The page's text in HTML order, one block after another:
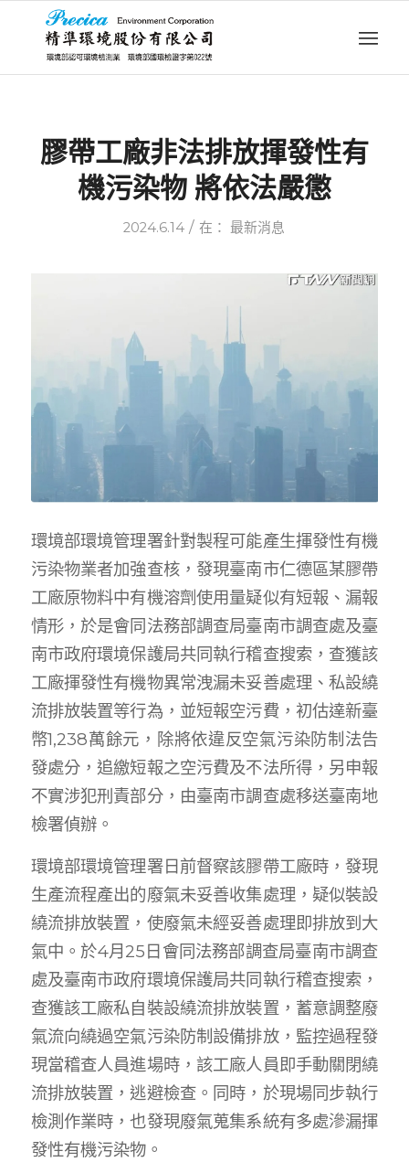
膠帶工廠非法排放揮發性有
機污染物 將依法嚴懲
2024.6.14 / 在： 最新消息
環境部環境管理署針對製程可能產生揮發性有機
污染物業者加強查核，發現臺南市仁德區某膠帶
工廠原物料中有機溶劑使用量疑似有短報、漏報
情形，於是會同法務部調查局臺南市調查處及臺
南市政府環境保護局共同執行稽查搜索，查獲該
工廠揮發性有機物異常洩漏未妥善處理、私設繞
流排放裝置等行為，並短報空污費，初估達新臺
幣1,238萬餘元，除將依違反空氣污染防制法告
發處分，追繳短報之空污費及不法所得，另申報
不實涉犯刑責部分，由臺南市調查處移送臺南地
檢署偵辦。
環境部環境管理署日前督察該膠帶工廠時，發現
生產流程產出的廢氣未妥善收集處理，疑似裝設
繞流排放裝置，使廢氣未經妥善處理即排放到大
氣中。於4月25日會同法務部調查局臺南市調查
處及臺南市政府環境保護局共同執行稽查搜索，
查獲該工廠私自裝設繞流排放裝置，蓄意調整廢
氣流向繞過空氣污染防制設備排放，監控過程發
現當稽查人員進場時，該工廠人員即手動關閉繞
流排放裝置，逃避檢查。同時，於現場同步執行
檢測作業時，也發現廢氣蒐集系統有多處滲漏揮
發性有機污染物。